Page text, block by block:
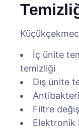
İç ünite
temizliği
Dış ünite
Filtre
Elektronik